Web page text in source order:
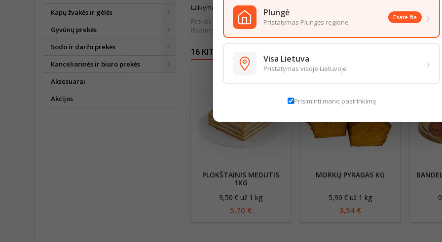
Kapų žvakės ir gėlės
Gyvūnų prekės
Sodo ir daržo prekės
Kanceliarinės ir biuro prekės
Aksesuarai
Akcijos
Laikymo sąlygos:+18°C±5°C
Prekės išvaizda gali šiek tiek skirtis nuo pateiktos nuotraukoje. Informacija, kurią
Išsamesnė informacija pateikiama ant produkto pakuotės. Rekomenduojame
16 KITOS PREKĖS TOJE PAČIOJE KATEGORIJOJE:
PLOKŠTAINIS MEDUTIS
1KG
9,50 € už 1 kg
5,70 €
MORKŲ PYRAGAS KG
5,90 € už 1 kg
3,54 €
Plungė
Pristatymas Plungės regione
Esate čia ›
Visa Lietuva
Pristatymas visoje Lietuvoje ›
Prisiminti mano pasirinkimą